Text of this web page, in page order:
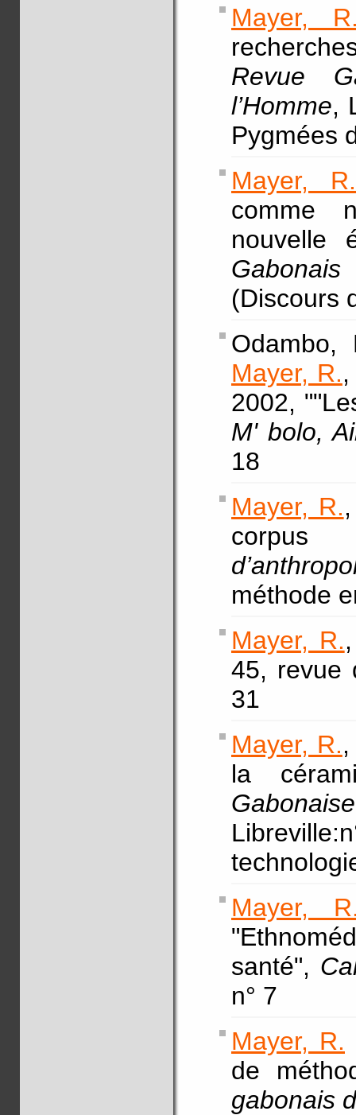
Mayer,
Revue
l’Homme,
Pygmées
Mayer, R.
comme
nouvelle
Gabonais
(Discours
Odambo,
Mayer, R.
2002,
M' bolo,
18
Mayer, R.
méthode
Mayer, R.
45, revue
31
Mayer, R.
la
Mayer,
santé",
n° 7
Mayer, R.
de
gabonais